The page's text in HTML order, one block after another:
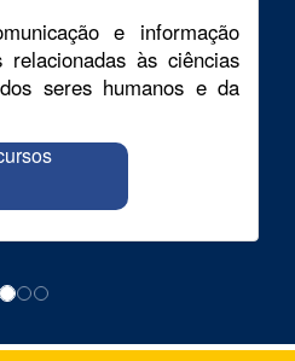
e informação
relacionadas às ciências
seres humanos e da